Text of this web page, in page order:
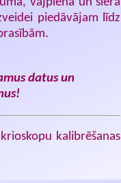
vājpiena un siera
piedāvājam līdz
datus un
kalibrēšanas